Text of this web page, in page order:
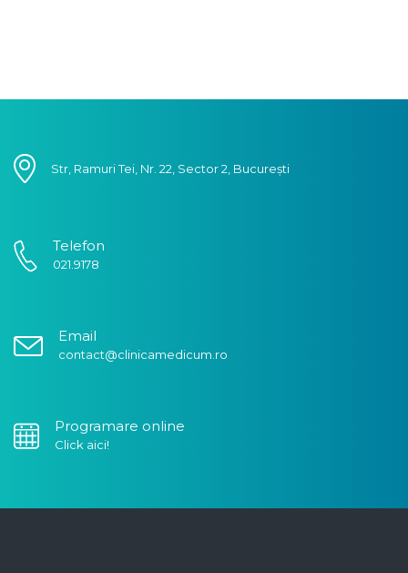
Str, Ramuri Tei, Nr. 22, Sector 2, București
Telefon
021.9178
Email
contact@clinicamedicum.ro
Programare online
Click aici!